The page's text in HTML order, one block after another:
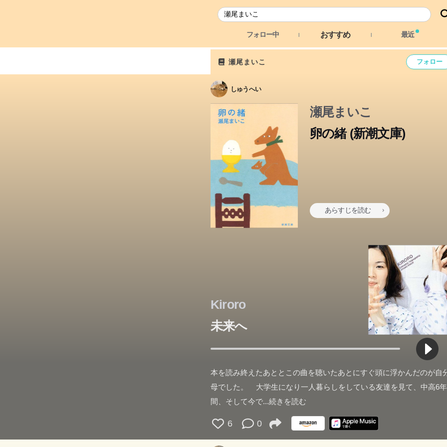
フォロー中 おすすめ 最近
瀬尾まいこ フォロー
しゅうへい
瀬尾まいこ
卵の緒 (新潮文庫)
あらすじを読む
Kiroro
未来へ
本を読み終えたあととこの曲を聴いたあとにすぐ頭に浮かんだのが自
母でした。 大学生になり一人暮らしをしている友達を見て、中高6年
間、そして今で...続きを読む
6 0